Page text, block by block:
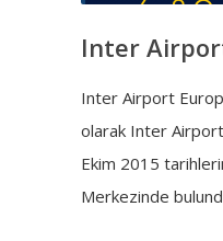
Inter
Inter Airport
olarak Inter
Ekim 2015
Merkezinde